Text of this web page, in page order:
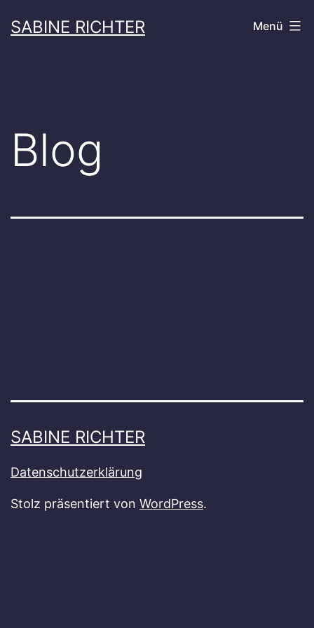
Inhalt
SABINE RICHTER Menü
Blog
SABINE RICHTER
Datenschutzerklärung
Stolz präsentiert von WordPress.